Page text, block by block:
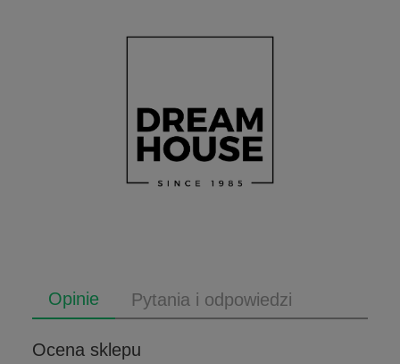
Opinie Pytania i odpowiedzi
Ocena sklepu